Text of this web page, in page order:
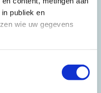
publiek en
wie uw gegevens
uw geografische